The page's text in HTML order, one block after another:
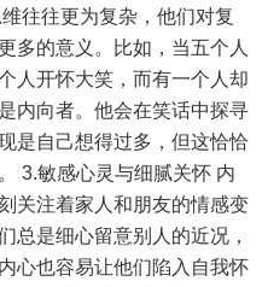
往往更为复杂，他们对复
多的意义。比如，当五个人
人开怀大笑，而有一个人却
内向者。他会在笑话中探寻
是自己想得过多，但这恰恰
3.敏感心灵与细腻关怀内
关注着家人和朋友的情感变
总是细心留意别人的近况，
心也容易让他们陷入自我怀